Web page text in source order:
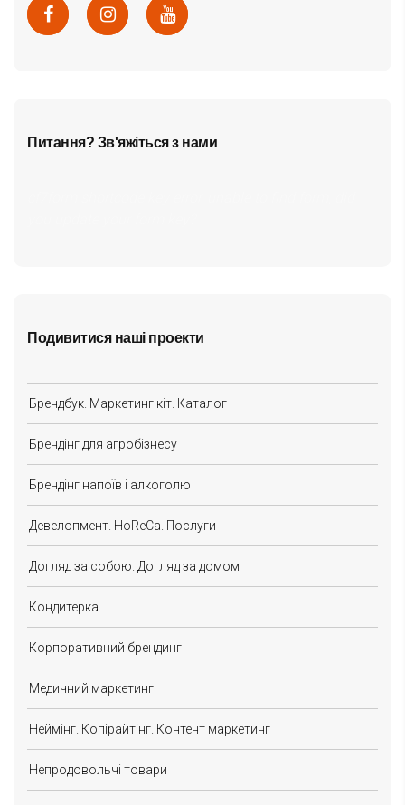
Питання? Зв'яжіться з нами
Подивитися наші проекти
Брендбук. Маркетинг кіт. Каталог
Брендінг для агробізнесу
Брендінг напоїв і алкоголю
Девелопмент. HoReCa. Послуги
Догляд за собою. Догляд за домом
Кондитерка
Корпоративний брендинг
Медичний маркетинг
Неймінг. Копірайтінг. Контент маркетинг
Непродовольчі товари